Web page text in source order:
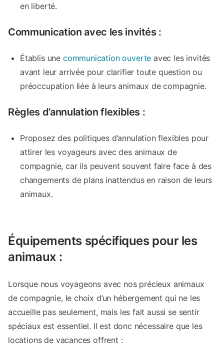
en liberté.
Communication avec les invités :
Établis une communication ouverte avec les invités
avant leur arrivée pour clarifier toute question ou
préoccupation liée à leurs animaux de compagnie.
Règles d’annulation flexibles :
Proposez des politiques d’annulation flexibles pour
attirer les voyageurs avec des animaux de
compagnie, car ils peuvent souvent faire face à des
changements de plans inattendus en raison de leurs
animaux.
Équipements spécifiques pour les
animaux :
Lorsque nous voyageons avec nos précieux animaux
de compagnie, le choix d’un hébergement qui ne les
accueille pas seulement, mais les fait aussi se sentir
spéciaux est essentiel. Il est donc nécessaire que les
locations de vacances offrent :